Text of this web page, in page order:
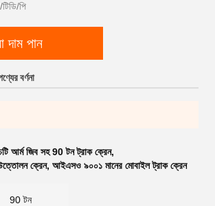
পি
দাম পান
বর্ণনা
আর্ম জিব সহ 90 টন ট্রাক ক্রেন,
উত্তোলন ক্রেন, আইএসও ৯০০১ মানের মোবাইল ট্রাক ক্রেন
90 টন